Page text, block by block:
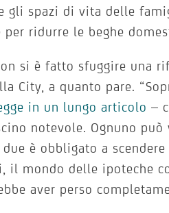
gli spazi di vita delle
per ridurre le beghe
si è fatto sfuggire una
City, a quanto pare.
in un lungo articolo –
notevole. Ognuno
è obbligato a
il mondo delle ipoteche
aver perso